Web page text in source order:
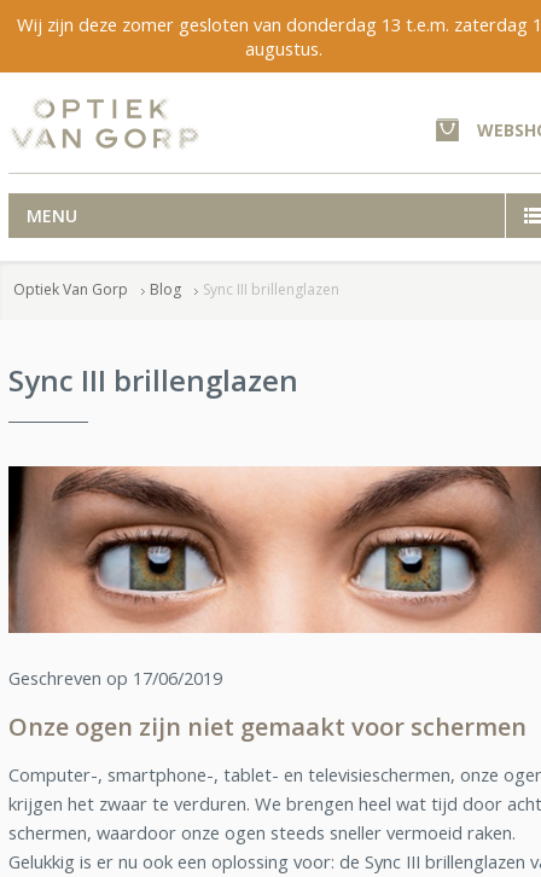
Wij zijn deze zomer gesloten van donderdag 13 t.e.m. zaterdag
augustus.
MENU
Optiek Van Gorp Blog Sync III brillenglazen
Sync III brillenglazen
Geschreven op 17/06/2019
Onze ogen zijn niet gemaakt voor schermen
Computer-, smartphone-, tablet- en televisieschermen, onze
krijgen het zwaar te verduren. We brengen heel wat tijd door
schermen, waardoor onze ogen steeds sneller vermoeid raken.
Gelukkig is er nu ook een oplossing voor: de Sync III brillenglazen